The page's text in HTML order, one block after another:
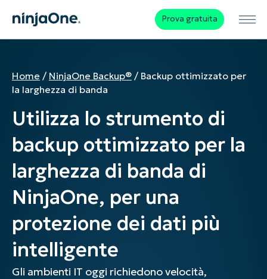
Prova gratuita
Home / NinjaOne Backup® / Backup ottimizzato per
la larghezza di banda
Utilizza lo strumento di
backup ottimizzato per la
larghezza di banda di
NinjaOne, per una
protezione dei dati più
intelligente
Gli ambienti IT oggi richiedono velocità,